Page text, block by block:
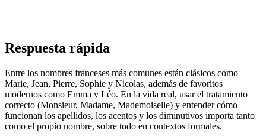
Respuesta rápida
Entre los nombres franceses más comunes están clásicos como
Marie, Jean, Pierre, Sophie y Nicolas, además de favoritos
modernos como Emma y Léo. En la vida real, usar el tratamiento
correcto (Monsieur, Madame, Mademoiselle) y entender cómo
funcionan los apellidos, los acentos y los diminutivos importa tanto
como el propio nombre, sobre todo en contextos formales.